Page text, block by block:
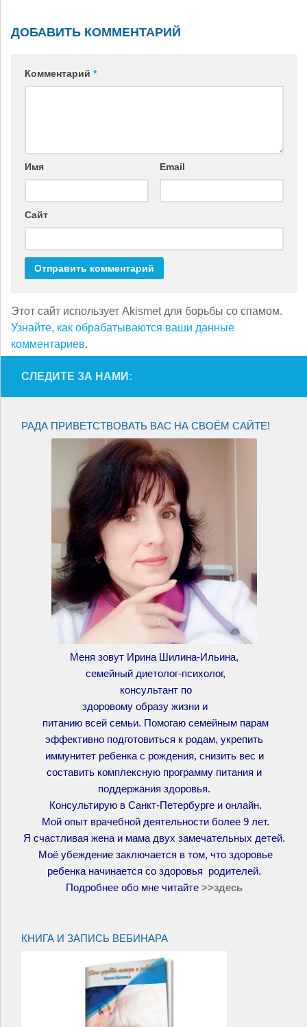
ДОБАВИТЬ КОММЕНТАРИЙ
Комментарий *
Имя Email
Сайт
Этот сайт использует Akismet для борьбы со спамом.
Узнайте, как обрабатываются ваши данные
комментариев.
СЛЕДИТЕ ЗА НАМИ:
РАДА ПРИВЕТСТВОВАТЬ ВАС НА СВОЁМ САЙТЕ!
Меня зовут Ирина Шилина-Ильина,
семейный диетолог-психолог,
консультант по
здоровому образу жизни и
питанию всей семьи. Помогаю семейным парам
эффективно подготовиться к родам, укрепить
иммунитет ребенка с рождения, снизить вес и
составить комплексную программу питания и
поддержания здоровья.
Консультирую в Санкт-Петербурге и онлайн.
Мой опыт врачебной деятельности более 9 лет.
Я счастливая жена и мама двух замечательных детей.
Моё убеждение заключается в том, что здоровье
ребенка начинается со здоровья родителей.
Подробнее обо мне читайте >>здесь
КНИГА И ЗАПИСЬ ВЕБИНАРА